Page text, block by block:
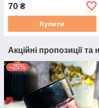
70 ₴
Купити
Акційні пропозиції та
–25%